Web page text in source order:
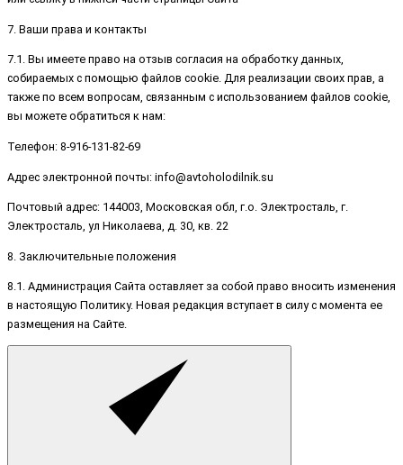
7. Ваши права и контакты
7.1. Вы имеете право на отзыв согласия на обработку данных,
собираемых с помощью файлов cookie. Для реализации своих прав, а
также по всем вопросам, связанным с использованием файлов cookie,
вы можете обратиться к нам:
Телефон: 8-916-131-82-69
Адрес электронной почты: info@avtoholodilnik.su
Почтовый адрес: 144003, Московская обл, г.о. Электросталь, г.
Электросталь, ул Николаева, д. 30, кв. 22
8. Заключительные положения
8.1. Администрация Сайта оставляет за собой право вносить изменения
в настоящую Политику. Новая редакция вступает в силу с момента ее
размещения на Сайте.